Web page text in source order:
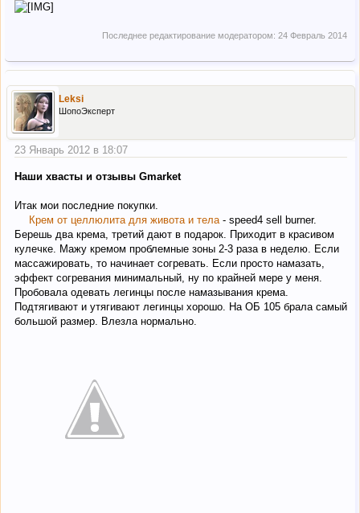
Последнее редактирование модератором: 24 Февраль 2014
Leksi
ШопоЭксперт
23 Январь 2012 в 18:07
Наши хвасты и отзывы Gmarket
Итак мои последние покупки.
Крем от целлюлита для живота и тела - speed4 sell burner.
Берешь два крема, третий дают в подарок. Приходит в красивом
кулечке. Мажу кремом проблемные зоны 2-3 раза в неделю. Если
массажировать, то начинает согревать. Если просто намазать,
эффект согревания минимальный, ну по крайней мере у меня.
Пробовала одевать легинцы после намазывания крема.
Подтягивают и утягивают легинцы хорошо. На ОБ 105 брала самый
большой размер. Влезла нормально.